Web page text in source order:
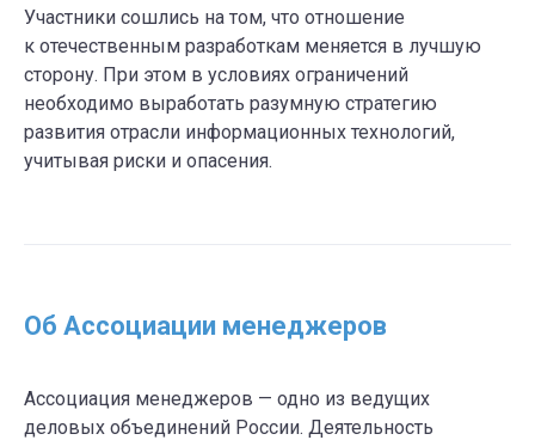
Участники сошлись на том, что отношение
к отечественным разработкам меняется в лучшую
сторону. При этом в условиях ограничений
необходимо выработать разумную стратегию
развития отрасли информационных технологий,
учитывая риски и опасения.
Об Ассоциации менеджеров
Ассоциация менеджеров — одно из ведущих
деловых объединений России. Деятельность